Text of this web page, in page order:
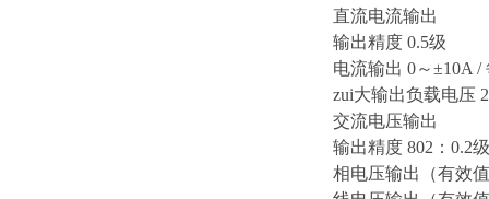
直流电流输出
输出精度 0.5级
电流输出 0～±10A /
zui大输出负载电压
交流电压输出
输出精度 802：0.2级
相电压输出（有效